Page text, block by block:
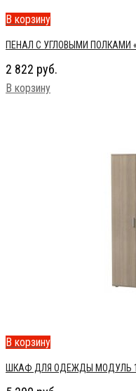
В корзину
ПЕНАЛ С УГЛОВЫМИ ПОЛКАМИ
2 822 руб.
В корзину
В корзину
ШКАФ ДЛЯ ОДЕЖДЫ МОДУЛЬ